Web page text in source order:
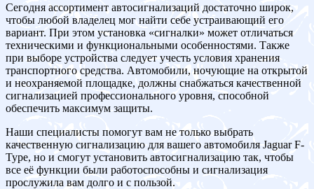
Сегодня ассортимент автосигнализаций достаточно широк,
чтобы любой владелец мог найти себе устраивающий его
вариант. При этом установка «сигналки» может отличаться
техническими и функциональными особенностями. Также
при выборе устройства следует учесть условия хранения
транспортного средства. Автомобили, ночующие на открытой
и неохраняемой площадке, должны снабжаться качественной
сигнализацией профессионального уровня, способной
обеспечить максимум защиты.
Наши специалисты помогут вам не только выбрать
качественную сигнализацию для вашего автомобиля Jaguar F-
Type, но и смогут установить автосигнализацию так, чтобы
все её функции были работоспособны и сигнализация
прослужила вам долго и с пользой.